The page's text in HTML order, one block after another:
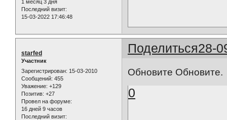
1 месяц 3 дня
Последний визит:
15-03-2022 17:46:48
Поделиться28-
starfed
Участник
Зарегистрирован: 15-03-2010
Сообщений: 455
Уважение: +129
Позитив: +27
Провел на форуме:
16 дней 9 часов
Последний визит:
Обновите Обновите.
0